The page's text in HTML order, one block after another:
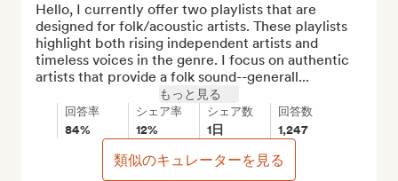
Hello, I currently offer two playlists that are
designed for folk/acoustic artists. These playlists
highlight both rising independent artists and
timeless voices in the genre. I focus on authentic
artists that provide a folk sound--generall...
もっと見る
回答率
84%
シェア率
12%
シェア数
1日
回答数
1,247
類似のキュレーターを見る